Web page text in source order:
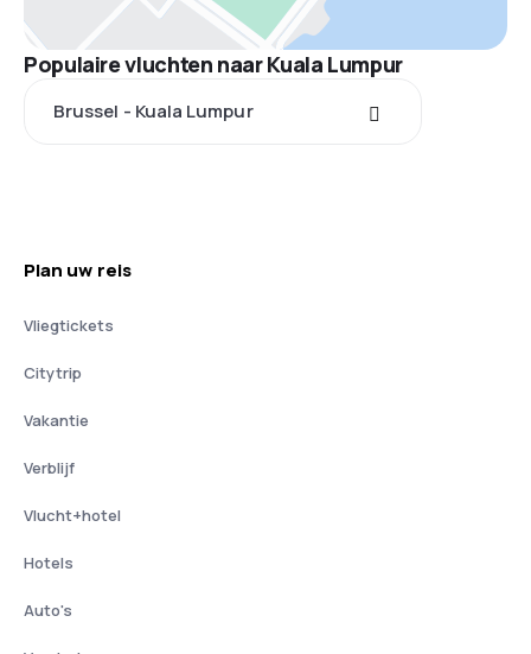
Populaire vluchten naar Kuala Lumpur
Brussel - Kuala Lumpur
Plan uw reis
Vliegtickets
Citytrip
Vakantie
Verblijf
Vlucht+hotel
Hotels
Auto's